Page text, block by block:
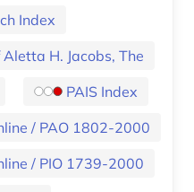
Index
H. Jacobs, The
PAIS Index
/ PAO 1802-2000
/ PIO 1739-2000